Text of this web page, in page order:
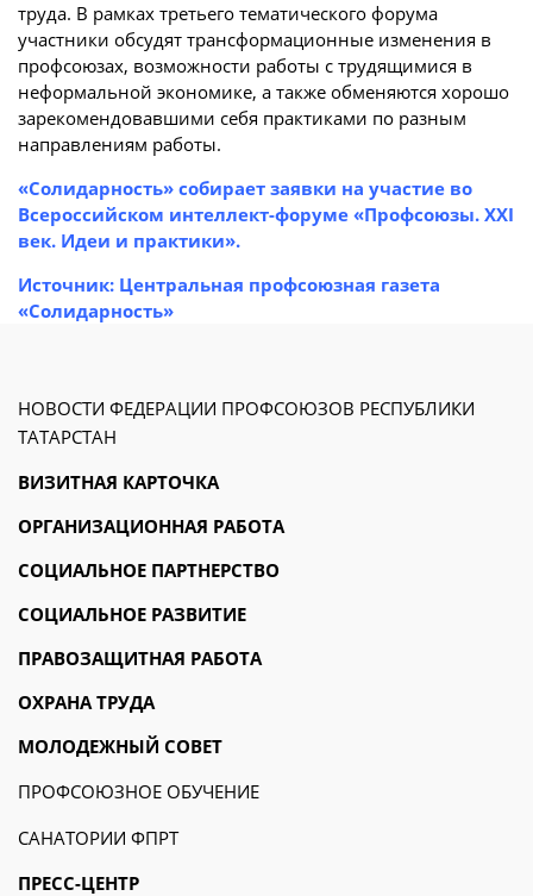
труда. В рамках третьего тематического форума
участники обсудят трансформационные изменения в
профсоюзах, возможности работы с трудящимися в
неформальной экономике, а также обменяются хорошо
зарекомендовавшими себя практиками по разным
направлениям работы.
«Солидарность» собирает заявки на участие во
Всероссийском интеллект-форуме «Профсоюзы. XXI
век. Идеи и практики».
Источник: Центральная профсоюзная газета
«Солидарность»
НОВОСТИ ФЕДЕРАЦИИ ПРОФСОЮЗОВ РЕСПУБЛИКИ
ТАТАРСТАН
ВИЗИТНАЯ КАРТОЧКА
ОРГАНИЗАЦИОННАЯ РАБОТА
СОЦИАЛЬНОЕ ПАРТНЕРСТВО
СОЦИАЛЬНОЕ РАЗВИТИЕ
ПРАВОЗАЩИТНАЯ РАБОТА
ОХРАНА ТРУДА
МОЛОДЕЖНЫЙ СОВЕТ
ПРОФСОЮЗНОЕ ОБУЧЕНИЕ
САНАТОРИИ ФПРТ
ПРЕСС-ЦЕНТР